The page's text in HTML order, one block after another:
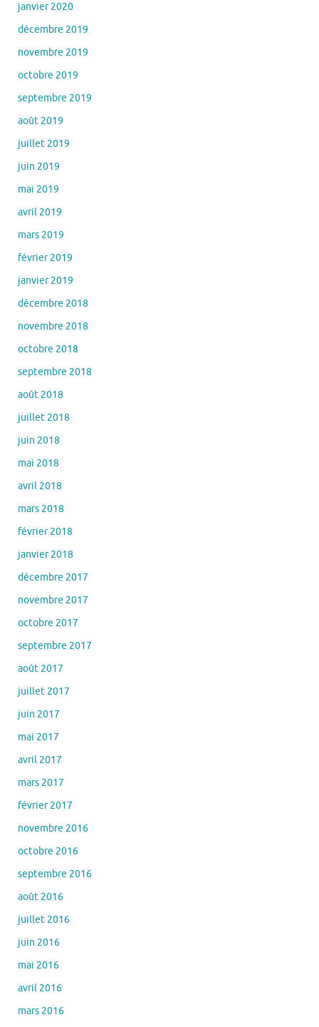
janvier 2020
décembre 2019
novembre 2019
octobre 2019
septembre 2019
août 2019
juillet 2019
juin 2019
mai 2019
avril 2019
mars 2019
février 2019
janvier 2019
décembre 2018
novembre 2018
octobre 2018
septembre 2018
août 2018
juillet 2018
juin 2018
mai 2018
avril 2018
mars 2018
février 2018
janvier 2018
décembre 2017
novembre 2017
octobre 2017
septembre 2017
août 2017
juillet 2017
juin 2017
mai 2017
avril 2017
mars 2017
février 2017
novembre 2016
octobre 2016
septembre 2016
août 2016
juillet 2016
juin 2016
mai 2016
avril 2016
mars 2016